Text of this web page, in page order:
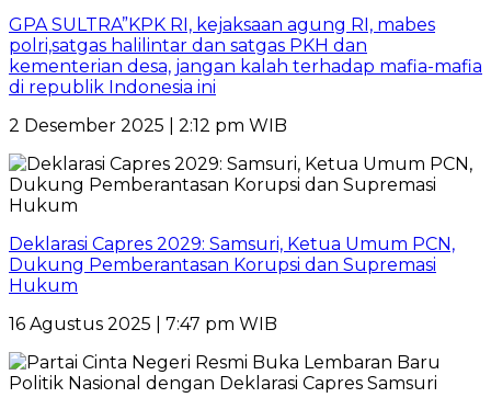
GPA SULTRA”KPK RI, kejaksaan agung RI, mabes
polri,satgas halilintar dan satgas PKH dan
kementerian desa, jangan kalah terhadap mafia-mafia
di republik Indonesia ini
2 Desember 2025 | 2:12 pm WIB
Deklarasi Capres 2029: Samsuri, Ketua Umum PCN,
Dukung Pemberantasan Korupsi dan Supremasi
Hukum
16 Agustus 2025 | 7:47 pm WIB